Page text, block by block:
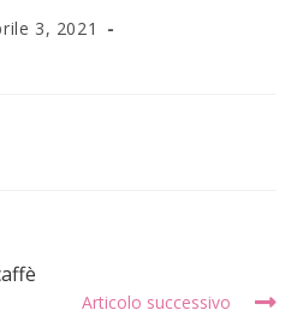
3, 2021
Articolo successivo